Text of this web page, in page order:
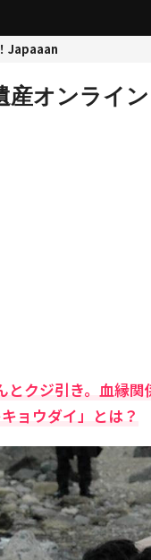
Japaaan
産オンライ
とクジ引き。血縁
ョウダイ」とは？